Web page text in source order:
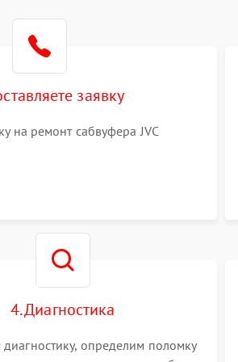
заявку
на ремонт сабвуфера JVC
4. Диагностика
определим поломку